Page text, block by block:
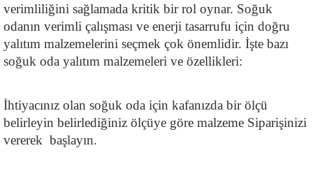
verimliliğini sağlamada kritik bir rol oynar. Soğuk
odanın verimli çalışması ve enerji tasarrufu için doğru
yalıtım malzemelerini seçmek çok önemlidir. İşte bazı
soğuk oda yalıtım malzemeleri ve özellikleri:
İhtiyacınız olan soğuk oda için kafanızda bir ölçü
belirleyin belirlediğiniz ölçüye göre malzeme Siparişinizi
vererek  başlayın.